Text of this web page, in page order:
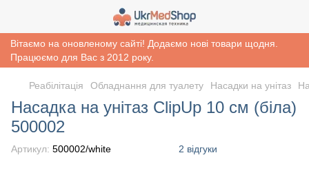
Вітаємо на оновленому сайті! Додаємо нові товари щодня.
Працюємо для Вас з 2012 року.
Реабiлiтацiя Обладнання для туалету Насадки на унітаз
Насадка на унітаз ClipUp 10 см (біла)
500002
Артикул: 500002/white 2 відгуки